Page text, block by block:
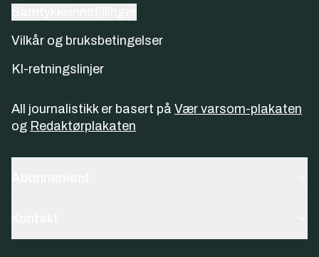
Vilkår og bruksbetingelser
KI-retningslinjer
All journalistikk er basert på Vær varsom-plakaten
og Redaktørplakaten